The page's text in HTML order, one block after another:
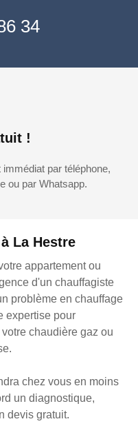
La Hestre
appartement ou
d'un chauffagiste
problème en chauffage
expertise pour
chaudière gaz ou
chez vous en moins
un diagnostique,
devis gratuit.
34
!
par téléphone,
ou par Whatsapp.